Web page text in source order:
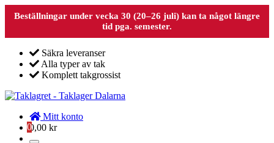
Beställningar under vecka 30 (20–26 juli) kan ta något längre
tid pga. semester.
Säkra leveranser
Alla typer av tak
Komplett takgrossist
Mitt konto
00,00 kr